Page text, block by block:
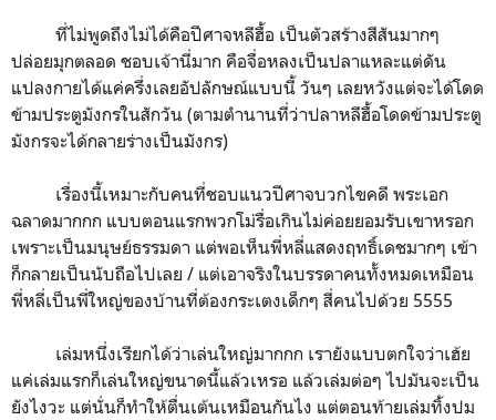
ที่ไม่พูดถึงไม่ได้คือปีศาจหลีฮื้อ เป็นตัวสร้างสีสันมากๆ
ปล่อยมุกตลอด ชอบเจ้านี่มาก คือจื่อหลงเป็นปลาแหละแต่ดัน
แปลงกายได้แค่ครึ่งเลยอัปลักษณ์แบบนี้ วันๆ เลยหวังแต่จะได้โดด
ข้ามประตูมังกรในสักวัน (ตามตำนานที่ว่าปลาหลีฮื้อโดดข้ามประตู
มังกรจะได้กลายร่างเป็นมังกร)
เรื่องนี้เหมาะกับคนที่ชอบแนวปีศาจบวกไขคดี พระเอก
ฉลาดมากกก แบบตอนแรกพวกโม่รื่อเกินไม่ค่อยยอมรับเขาหรอก
เพราะเป็นมนุษย์ธรรมดา แต่พอเห็นพี่หลี่แสดงฤทธิ์เดชมากๆ เข้า
ก็กลายเป็นนับถือไปเลย / แต่เอาจริงในบรรดาคนทั้งหมดเหมือน
พี่หลี่เป็นพี่ใหญ่ของบ้านที่ต้องกระเตงเด็กๆ สี่คนไปด้วย 5555
เล่มหนึ่งเรียกได้ว่าเล่นใหญ่มากกก เรายังแบบตกใจว่าเฮ้ย
แค่เล่มแรกก็เล่นใหญ่ขนาดนี้แล้วเหรอ แล้วเล่มต่อๆ ไปมันจะเป็น
ยังไงวะ แต่นั่นก็ทำให้ตื่นเต้นเหมือนกันไง แต่ตอนท้ายเล่มทิ้งปม